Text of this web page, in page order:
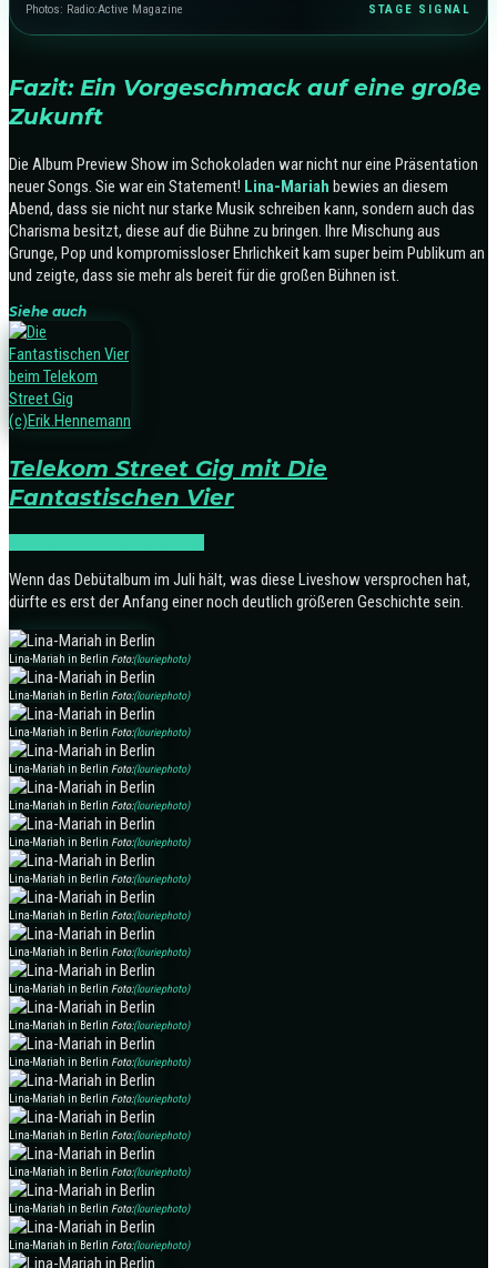
Photos: Radio:Active Magazine STAGE SIGNAL
Fazit: Ein Vorgeschmack auf eine große
Zukunft
Die Album Preview Show im Schokoladen war nicht nur eine Präsentation
neuer Songs. Sie war ein Statement! Lina-Mariah bewies an diesem
Abend, dass sie nicht nur starke Musik schreiben kann, sondern auch das
Charisma besitzt, diese auf die Bühne zu bringen. Ihre Mischung aus
Grunge, Pop und kompromissloser Ehrlichkeit kam super beim Publikum an
und zeigte, dass sie mehr als bereit für die großen Bühnen ist.
Siehe auch
Telekom Street Gig mit Die
Fantastischen Vier
Wenn das Debütalbum im Juli hält, was diese Liveshow versprochen hat,
dürfte es erst der Anfang einer noch deutlich größeren Geschichte sein.
Lina-Mariah in Berlin Foto:(louriephoto)
Lina-Mariah in Berlin Foto:(louriephoto)
Lina-Mariah in Berlin Foto:(louriephoto)
Lina-Mariah in Berlin Foto:(louriephoto)
Lina-Mariah in Berlin Foto:(louriephoto)
Lina-Mariah in Berlin Foto:(louriephoto)
Lina-Mariah in Berlin Foto:(louriephoto)
Lina-Mariah in Berlin Foto:(louriephoto)
Lina-Mariah in Berlin Foto:(louriephoto)
Lina-Mariah in Berlin Foto:(louriephoto)
Lina-Mariah in Berlin Foto:(louriephoto)
Lina-Mariah in Berlin Foto:(louriephoto)
Lina-Mariah in Berlin Foto:(louriephoto)
Lina-Mariah in Berlin Foto:(louriephoto)
Lina-Mariah in Berlin Foto:(louriephoto)
Lina-Mariah in Berlin Foto:(louriephoto)
Lina-Mariah in Berlin Foto:(louriephoto)